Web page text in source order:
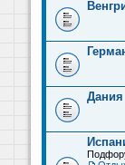
Дания